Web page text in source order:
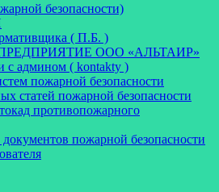
безопасности)
( П.Б. )
ООО «АЛЬТАИР»
с админом ( kontakty )
пожарной безопасности
статей пожарной безопасности
противопожарного
пожарной безопасности